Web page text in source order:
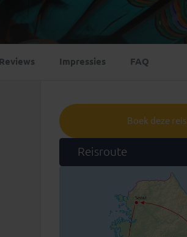
Emiraten
Reviews Impressies FAQ
Boek deze reis
Reisroute